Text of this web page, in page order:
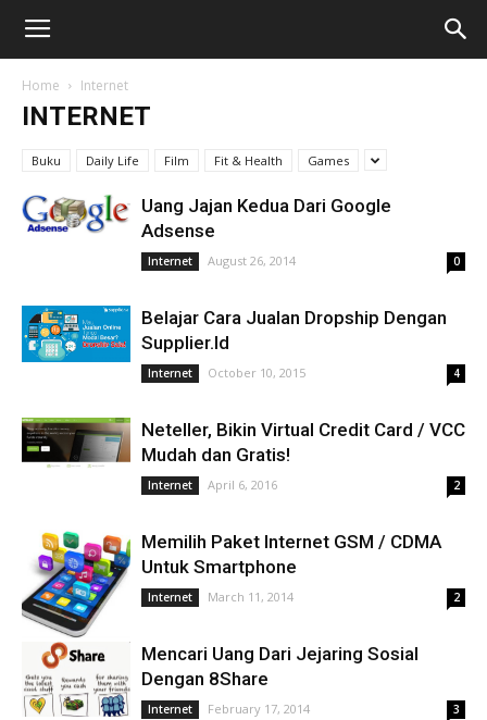
Home Internet
INTERNET
Buku Daily Life Film Fit & Health Games
Uang Jajan Kedua Dari Google
Adsense
Internet August 26, 2014 0
Belajar Cara Jualan Dropship Dengan
Supplier.Id
Internet October 10, 2015 4
Neteller, Bikin Virtual Credit Card / VCC
Mudah dan Gratis!
Internet April 6, 2016 2
Memilih Paket Internet GSM / CDMA
Untuk Smartphone
Internet March 11, 2014 2
Mencari Uang Dari Jejaring Sosial
Dengan 8Share
Internet February 17, 2014 3